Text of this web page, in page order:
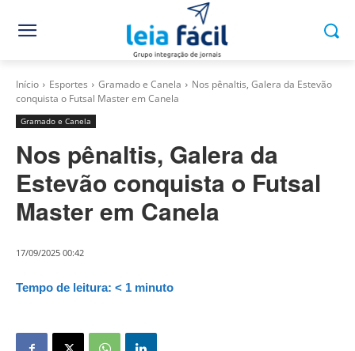
Início Esportes Gramado e Canela
Nos pênaltis, Galera da Estevão
conquista o Futsal Master em Canela
Gramado e Canela
Nos pênaltis, Galera da
Estevão conquista o Futsal
Master em Canela
17/09/2025 00:42
Tempo de leitura: < 1 minuto